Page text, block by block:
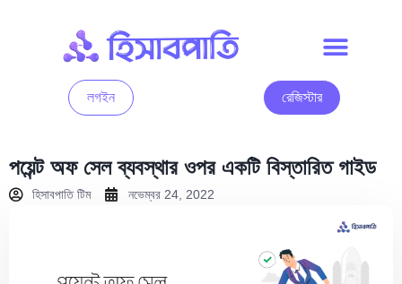
লগইন রেজিস্টার
পয়েন্ট অফ সেল ব্যবস্থার ওপর একটি বিস্তারিত গাইড
হিসাবপাতি টিম নভেম্বর 24, 2022